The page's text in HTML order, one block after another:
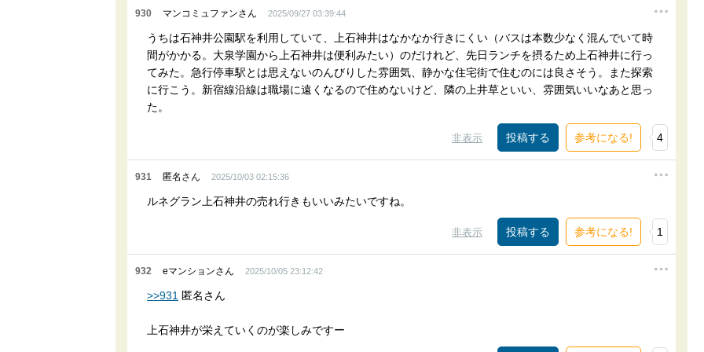
930 マンコミュファンさん 2025/09/27 03:39:44
うちは石神井公園駅を利用していて、上石神井はなかなか行きにくい（バスは本数少なく混んでいて時
間がかかる。大泉学園から上石神井は便利みたい）のだけれど、先日ランチを摂るため上石神井に行っ
てみた。急行停車駅とは思えないのんびりした雰囲気、静かな住宅街で住むのには良さそう。また探索
に行こう。新宿線沿線は職場に遠くなるので住めないけど、隣の上井草といい、雰囲気いいなあと思っ
た。
非表示 参考になる! 4
931 匿名さん 2025/10/03 02:15:36
ルネグラン上石神井の売れ行きもいいみたいですね。
非表示 参考になる! 1
932 eマンションさん 2025/10/05 23:12:42
>>931 匿名さん
上石神井が栄えていくのが楽しみですー